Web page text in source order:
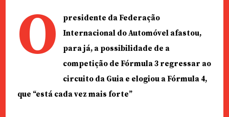
O
presidente da Federação
Internacional do Automóvel afastou,
para já, a possibilidade de a
competição de Fórmula 3 regressar ao
circuito da Guia e elogiou a Fórmula 4,
que “está cada vez mais forte”